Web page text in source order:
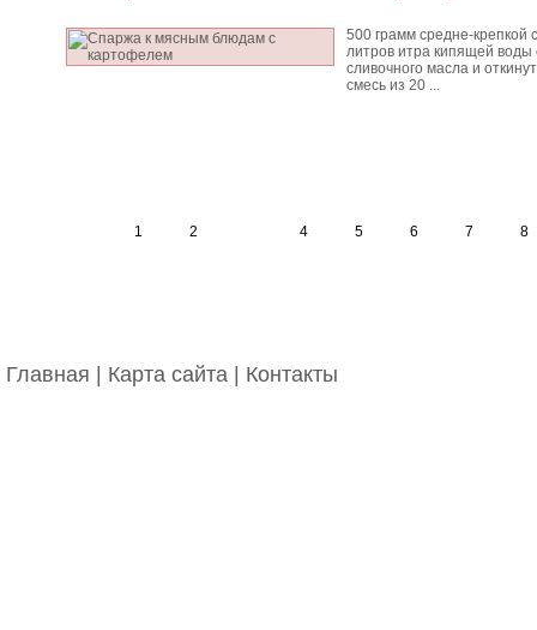
500 грамм средне-крепкой
литров итра кипящей воды
сливочного масла и
смесь из 20 ...
1 2 4 5 6 7 8
Главная Карта сайта Контакты